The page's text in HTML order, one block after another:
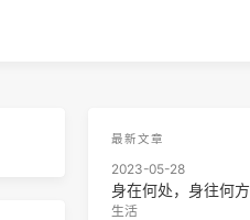
最新文章
2023-05-28
身在何处，身往何方
生活